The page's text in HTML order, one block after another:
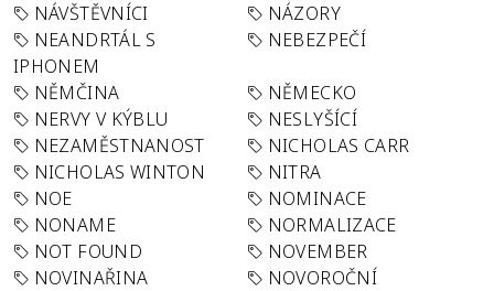
NÁVŠTĚVNÍCI
NÁZORY
NEANDRTÁL S
IPHONEM
NEBEZPEČÍ
NĚMČINA
NĚMECKO
NERVY V KÝBLU
NESLYŠÍCÍ
NEZAMĚSTNANOST
NICHOLAS CARR
NICHOLAS WINTON
NITRA
NOE
NOMINACE
NONAME
NORMALIZACE
NOT FOUND
NOVEMBER
NOVINAŘINA
NOVOROČNÍ